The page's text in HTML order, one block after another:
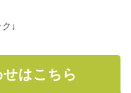
↓
はこちら